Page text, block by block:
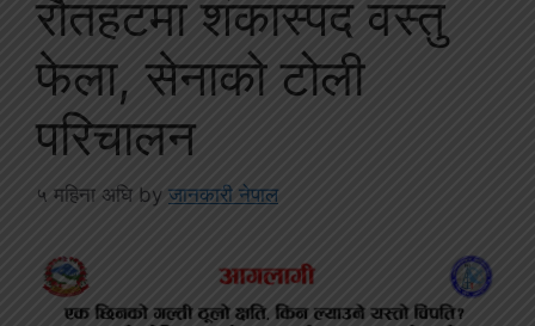
रौतहटमा शंकास्पद वस्तु
फेला, सेनाको टोली
परिचालन
५ महिना अघि by जानकारी नेपाल